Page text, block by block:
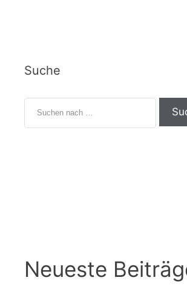
Suche
Neueste